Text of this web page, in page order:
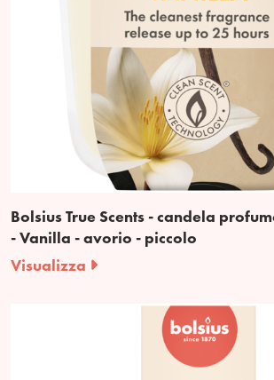
Bolsius True Scents - candela
- Vanilla - avorio - piccolo
Visualizza